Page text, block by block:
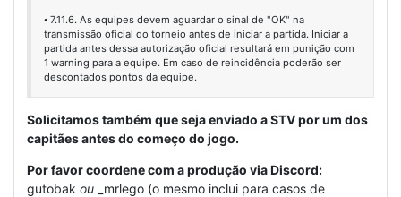
⦁ 7.11.6. As equipes devem aguardar o sinal de "OK" na
transmissão oficial do torneio antes de iniciar a partida. Iniciar a
partida antes dessa autorização oficial resultará em punição com
1 warning para a equipe. Em caso de reincidência poderão ser
descontados pontos da equipe.
Solicitamos também que seja enviado a STV por um dos
capitães antes do começo do jogo.
Por favor coordene com a produção via Discord:
gutobak ou _mrlego (o mesmo inclui para casos de